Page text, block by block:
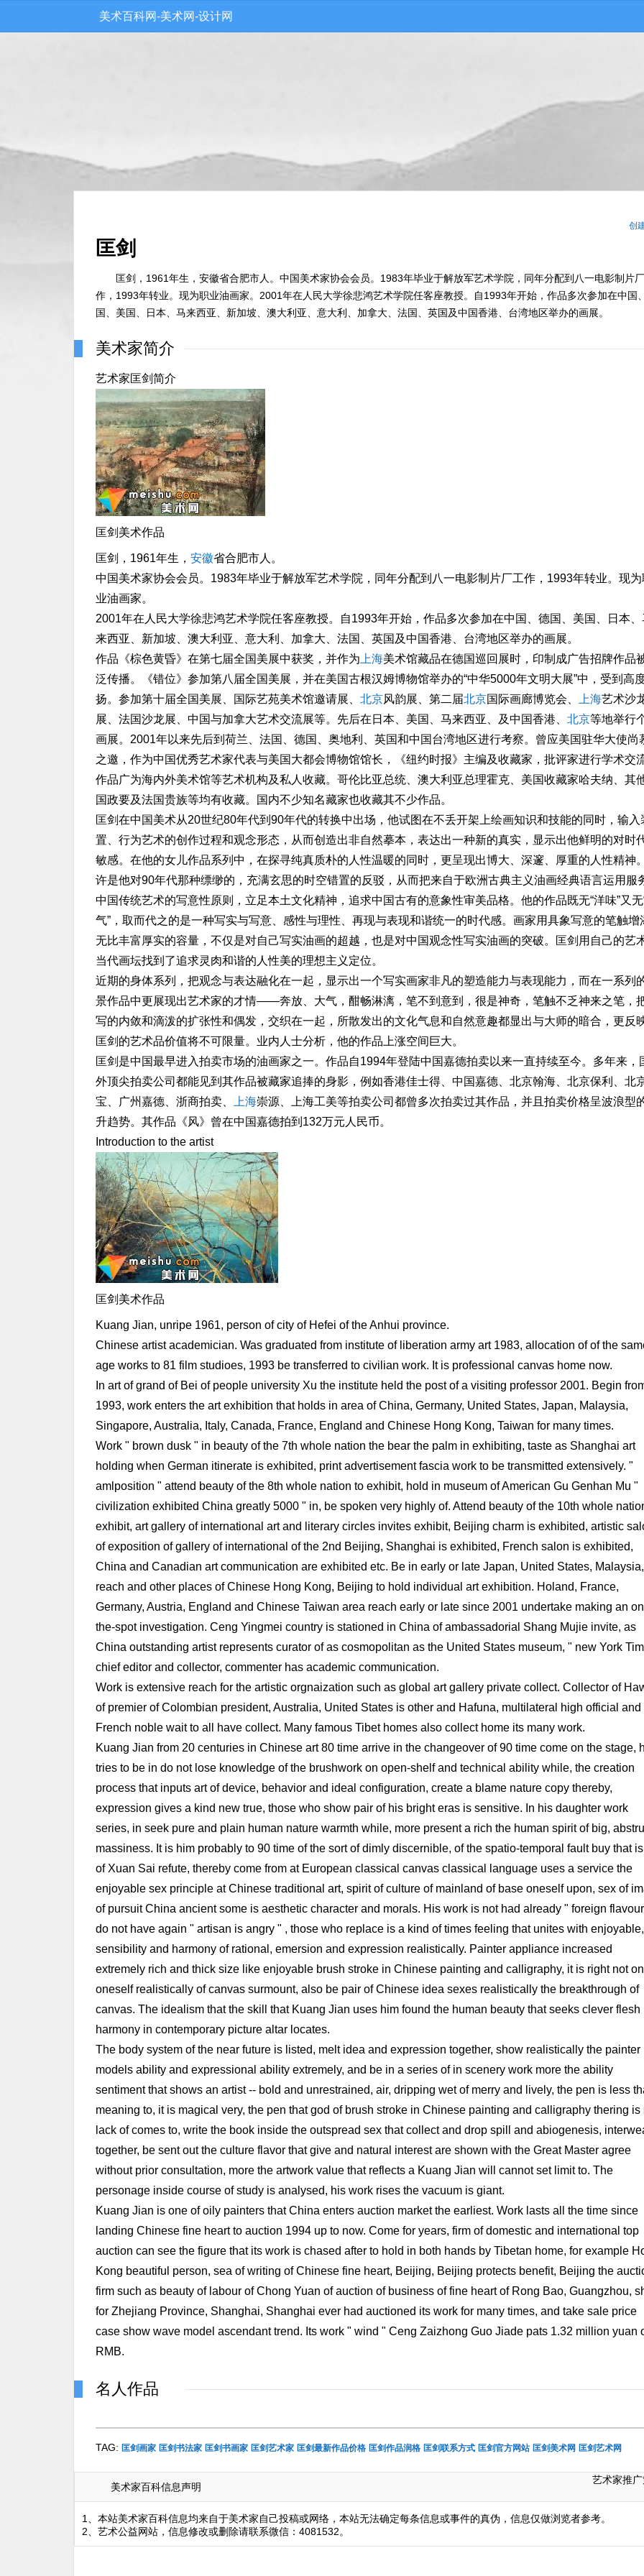
美术百科网-美术网-设计网
创
匡剑
匡剑，1961年生，安徽省合肥市人。中国美术家协会会员。1983年毕业于解放军艺术学院，同年分配到八一电影制片
作，1993年转业。现为职业油画家。2001年在人民大学徐悲鸿艺术学院任客座教授。自1993年开始，作品多次参加在中国
国、美国、日本、马来西亚、新加坡、澳大利亚、意大利、加拿大、法国、英国及中国香港、台湾地区举办的画展。
美术家简介
艺术家匡剑简介
匡剑美术作品
匡剑，1961年生， 安徽省合肥市人。
中国美术家协会会员。1983年毕业于解放军艺术学院，同年分配到八一电影制片厂工作，1993年转业。现为
业油画家。
2001年在人民大学徐悲鸿艺术学院任客座教授。自1993年开始，作品多次参加在中国、德国、美国、日本、
来西亚、新加坡、澳大利亚、意大利、加拿大、法国、英国及中国香港、台湾地区举办的画展。
作品《棕色黄昏》在第七届全国美展中获奖，并作为 上海美术馆藏品在德国巡回展时，印制成广告招牌作品
泛传播。《错位》参加第八届全国美展，并在美国古根汉姆博物馆举办的“中华5000年文明大展”中，受到高
扬。参加第十届全国美展、国际艺苑美术馆邀请展、 北京风韵展、第二届北京国际画廊博览会、 上海艺术沙
展、法国沙龙展、中国与加拿大艺术交流展等。先后在日本、美国、马来西亚、及中国香港、 北京等地举行
画展。2001年以来先后到荷兰、法国、德国、奥地利、英国和中国台湾地区进行考察。曾应美国驻华大使尚
之邀，作为中国优秀艺术家代表与美国大都会博物馆馆长，《纽约时报》主编及收藏家，批评家进行学术交流
作品广为海内外美术馆等艺术机构及私人收藏。哥伦比亚总统、澳大利亚总理霍克、美国收藏家哈夫纳、其
国政要及法国贵族等均有收藏。国内不少知名藏家也收藏其不少作品。
匡剑在中国美术从20世纪80年代到90年代的转换中出场，他试图在不丢开架上绘画知识和技能的同时，输入
置、行为艺术的创作过程和观念形态，从而创造出非自然摹本，表达出一种新的真实，显示出他鲜明的对时
敏感。在他的女儿作品系列中，在探寻纯真质朴的人性温暖的同时，更呈现出博大、深邃、厚重的人性精神
许是他对90年代那种缥缈的，充满玄思的时空错置的反驳，从而把来自于欧洲古典主义油画经典语言运用服
中国传统艺术的写意性原则，立足本土文化精神，追求中国古有的意象性审美品格。他的作品既无“洋味”又无
气”，取而代之的是一种写实与写意、感性与理性、再现与表现和谐统一的时代感。画家用具象写意的笔触增
无比丰富厚实的容量，不仅是对自己写实油画的超越，也是对中国观念性写实油画的突破。匡剑用自己的艺
当代画坛找到了追求灵肉和谐的人性美的理想主义定位。
近期的身体系列，把观念与表达融化在一起，显示出一个写实画家非凡的塑造能力与表现能力，而在一系列
景作品中更展现出艺术家的才情——奔放、大气，酣畅淋漓，笔不到意到，很是神奇，笔触不乏神来之笔，
写的内敛和滴泼的扩张性和偶发，交织在一起，所散发出的文化气息和自然意趣都显出与大师的暗合，更反
匡剑的艺术品价值将不可限量。业内人士分析，他的作品上涨空间巨大。
匡剑是中国最早进入拍卖市场的油画家之一。作品自1994年登陆中国嘉德拍卖以来一直持续至今。多年来，
外顶尖拍卖公司都能见到其作品被藏家追捧的身影，例如香港佳士得、中国嘉德、北京翰海、北京保利、北
宝、广州嘉德、浙商拍卖、
上海崇源、上海工美等拍卖公司都曾多次拍卖过其作品，并且拍卖价格呈波浪型
升趋势。其作品《风》曾在中国嘉德拍到132万元人民币。
Introduction to the artist
匡剑美术作品
Kuang Jian, unripe 1961, person of city of Hefei of the Anhui province.
Chinese artist academician. Was graduated from institute of liberation army art 1983, allocation of of the
age works to 81 film studioes, 1993 be transferred to civilian work. It is professional canvas home now.
In art of grand of Bei of people university Xu the institute held the post of a visiting professor 2001. Begin
1993, work enters the art exhibition that holds in area of China, Germany, United States, Japan, Malaysia,
Singapore, Australia, Italy, Canada, France, England and Chinese Hong Kong, Taiwan for many times.
Work " brown dusk " in beauty of the 7th whole nation the bear the palm in exhibiting, taste as Shanghai art
holding when German itinerate is exhibited, print advertisement fascia work to be transmitted extensively. "
amlposition " attend beauty of the 8th whole nation to exhibit, hold in museum of American Gu Genhan Mu "
civilization exhibited China greatly 5000 " in, be spoken very highly of. Attend beauty of the 10th whole
exhibit, art gallery of international art and literary circles invites exhibit, Beijing charm is exhibited, artistic
of exposition of gallery of international of the 2nd Beijing, Shanghai is exhibited, French salon is exhibited,
China and Canadian art communication are exhibited etc. Be in early or late Japan, United States, Malaysia,
reach and other places of Chinese Hong Kong, Beijing to hold individual art exhibition. Holand, France,
Germany, Austria, England and Chinese Taiwan area reach early or late since 2001 undertake making an
the-spot investigation. Ceng Yingmei country is stationed in China of ambassadorial Shang Mujie invite, as
China outstanding artist represents curator of as cosmopolitan as the United States museum, " new York
chief editor and collector, commenter has academic communication.
Work is extensive reach for the artistic orgnaization such as global art gallery private collect. Collector of
of premier of Colombian president, Australia, United States is other and Hafuna, multilateral high official and
French noble wait to all have collect. Many famous Tibet homes also collect home its many work.
Kuang Jian from 20 centuries in Chinese art 80 time arrive in the changeover of 90 time come on the stage,
tries to be in do not lose knowledge of the brushwork on open-shelf and technical ability while, the creation
process that inputs art of device, behavior and ideal configuration, create a blame nature copy thereby,
expression gives a kind new true, those who show pair of his bright eras is sensitive. In his daughter work
series, in seek pure and plain human nature warmth while, more present a rich the human spirit of big,
massiness. It is him probably to 90 time of the sort of dimly discernible, of the spatio-temporal fault buy that is
of Xuan Sai refute, thereby come from at European classical canvas classical language uses a service the
enjoyable sex principle at Chinese traditional art, spirit of culture of mainland of base oneself upon, sex of
of pursuit China ancient some is aesthetic character and morals. His work is not had already " foreign
do not have again " artisan is angry " , those who replace is a kind of times feeling that unites with enjoyable,
sensibility and harmony of rational, emersion and expression realistically. Painter appliance increased
extremely rich and thick size like enjoyable brush stroke in Chinese painting and calligraphy, it is right not
oneself realistically of canvas surmount, also be pair of Chinese idea sexes realistically the breakthrough of
canvas. The idealism that the skill that Kuang Jian uses him found the human beauty that seeks clever flesh
harmony in contemporary picture altar locates.
The body system of the near future is listed, melt idea and expression together, show realistically the painter
models ability and expressional ability extremely, and be in a series of in scenery work more the ability
sentiment that shows an artist -- bold and unrestrained, air, dripping wet of merry and lively, the pen is less
meaning to, it is magical very, the pen that god of brush stroke in Chinese painting and calligraphy thering is
lack of comes to, write the book inside the outspread sex that collect and drop spill and abiogenesis,
together, be sent out the culture flavor that give and natural interest are shown with the Great Master agree
without prior consultation, more the artwork value that reflects a Kuang Jian will cannot set limit to. The
personage inside course of study is analysed, his work rises the vacuum is giant.
Kuang Jian is one of oily painters that China enters auction market the earliest. Work lasts all the time since
landing Chinese fine heart to auction 1994 up to now. Come for years, firm of domestic and international top
auction can see the figure that its work is chased after to hold in both hands by Tibetan home, for example
Kong beautiful person, sea of writing of Chinese fine heart, Beijing, Beijing protects benefit, Beijing the
firm such as beauty of labour of Chong Yuan of auction of business of fine heart of Rong Bao, Guangzhou,
for Zhejiang Province, Shanghai, Shanghai ever had auctioned its work for many times, and take sale price
case show wave model ascendant trend. Its work " wind " Ceng Zaizhong Guo Jiade pats 1.32 million yuan
RMB.
名人作品
TAG: 匡剑画家 匡剑书法家 匡剑书画家 匡剑艺术家 匡剑最新作品价格 匡剑作品润格 匡剑联系方式 匡剑官方网站 匡剑美术网 匡剑艺术网
美术家百科信息声明
艺术家推广
1、本站美术家百科信息均来自于美术家自己投稿或网络，本站无法确定每条信息或事件的真伪，信息仅做浏览者参考。
2、艺术公益网站，信息修改或删除请联系微信：4081532。